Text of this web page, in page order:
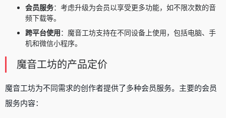
会员服务：考虑升级为会员以享受更多功能，如不限次数的音
频下载等。
跨平台使用：魔音工坊支持在不同设备上使用，包括电脑、手
机和微信小程序。
魔音工坊的产品定价
魔音工坊为不同需求的创作者提供了多种会员服务。主要的会员
服务内容：